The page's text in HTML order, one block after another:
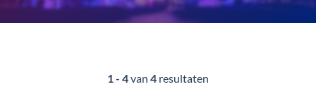
1 - 4van 4 resultaten